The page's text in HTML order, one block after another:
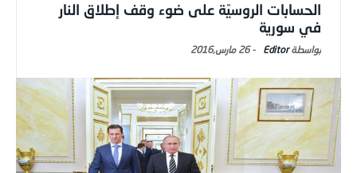
الحسابات الروسيّة على ضوء وقف إطلاق النار
في سورية
Editor
-26 مارس,2016